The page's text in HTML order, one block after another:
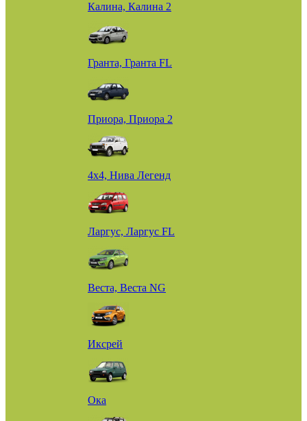
Калина, Калина 2
Гранта, Гранта FL
Приора, Приора 2
4х4, Нива Легенд
Ларгус, Ларгус FL
Веста, Веста NG
Иксрей
Ока